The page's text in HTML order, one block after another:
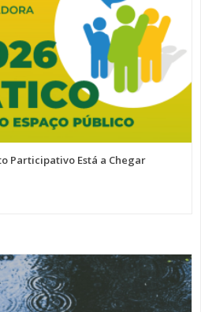
Participativo Está a Chegar